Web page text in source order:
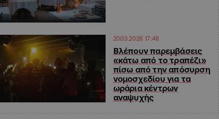
20.03.2026 17:48
Βλέπουν παρεμβάσεις
«κάτω από το τραπέζι»
πίσω από την απόσυρση
νομοσχεδίου για τα
ωράρια κέντρων
αναψυχής